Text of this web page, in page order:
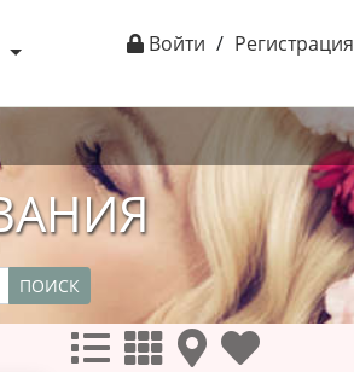
Войти / Регистрация
ПОИСК